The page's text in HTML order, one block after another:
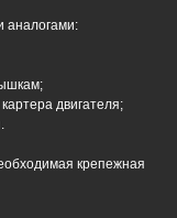
аналогами:
двигателя;
крепежная